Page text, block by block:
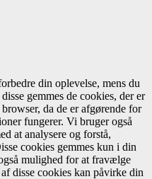
din oplevelse, mens du
gemmes de cookies, der er
da de er afgørende for
fungerer. Vi bruger også
at analysere og forstå,
cookies gemmes kun i din
mulighed for at fravælge
disse cookies kan påvirke din